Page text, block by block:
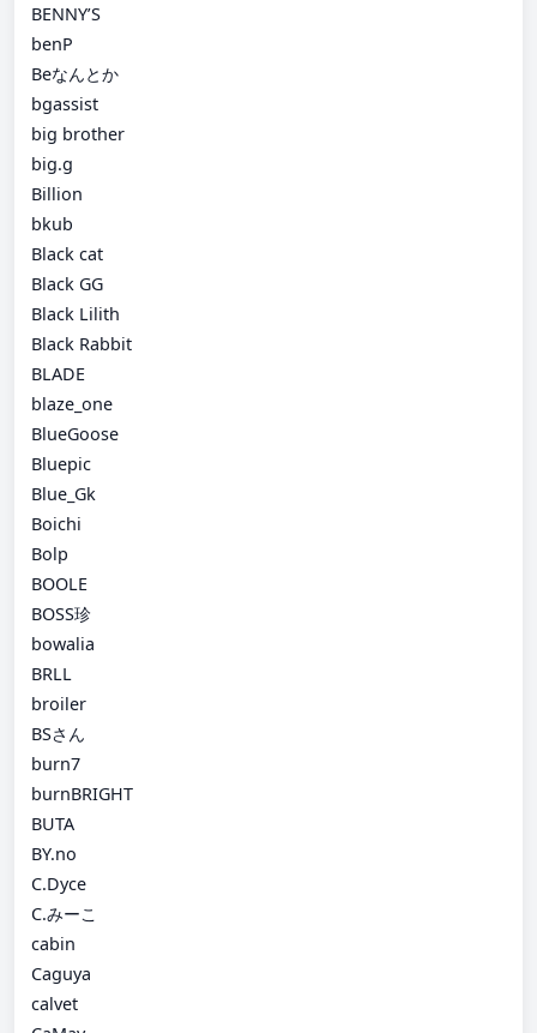
BENNY’S
benP
Beなんとか
bgassist
big brother
big.g
Billion
bkub
Black cat
Black GG
Black Lilith
Black Rabbit
BLADE
blaze_one
BlueGoose
Bluepic
Blue_Gk
Boichi
Bolp
BOOLE
BOSS珍
bowalia
BRLL
broiler
BSさん
burn7
burnBRIGHT
BUTA
BY.no
C.Dyce
C.みーこ
cabin
Caguya
calvet